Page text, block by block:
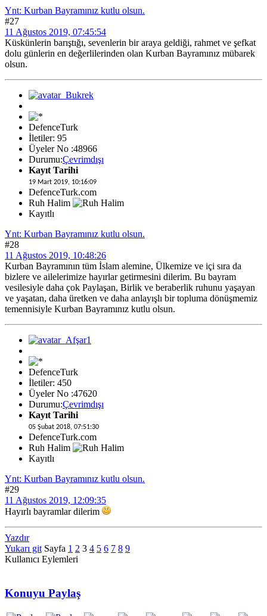
Ynt: Kurban Bayramınız kutlu olsun.
#27
11 Ağustos 2019, 07:45:54
Küskünlerin barıştığı, sevenlerin bir araya geldiği, rahmet ve şefkat
dolu günlerin en değerlilerinden olan Kurban Bayramınız mübarek
olsun.
DefenceTurk
İletiler: 95
Üyeler No :48966
Durumu:Çevrimdışı
Kayıt Tarihi
19 Mart 2019, 10:16:09
DefenceTurk.com
Ruh Halim
Kayıtlı
Ynt: Kurban Bayramınız kutlu olsun.
#28
11 Ağustos 2019, 10:48:26
Kurban Bayramının tüm İslam alemine, Ülkemize ve içi sıra da
bizlere ve ailelerimize hayırlar getirmesini dilerim. Bu bayram
vesilesiyle daha çok Paylaşan, Birlik ve beraberlik ruhunu yaşayan
ve yaşatan, daha üretken ve daha anlayışlı bir topluma dönüşmemiz
temennisiyle Kurban Bayramınız kutlu olsun.
DefenceTurk
İletiler: 450
Üyeler No :47620
Durumu:Çevrimdışı
Kayıt Tarihi
05 Şubat 2018, 07:51:30
DefenceTurk.com
Ruh Halim
Kayıtlı
Ynt: Kurban Bayramınız kutlu olsun.
#29
11 Ağustos 2019, 12:09:35
Hayırlı bayramlar dilerim
Yazdır
Yukarı git Sayfa 1 2 3 4 5 6 7 8 9
Kullanıcı Eylemleri
Konuyu Paylaş